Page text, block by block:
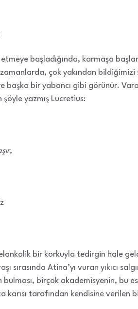
başladığında, karmaşa
çok yakından bildiğimizi
başka bir yabancı gibi görünür.
yazmış Lucretius:
bir korkuyla tedirgin hale
sırasında Atina’yı vuran yıkıcı
birçok akademisyenin, bu
karısı tarafından kendisine verilen